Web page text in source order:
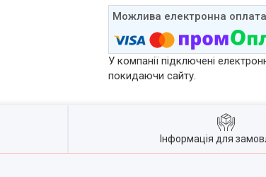
У компанії підключені
покидаючи сайту.
Інформація для